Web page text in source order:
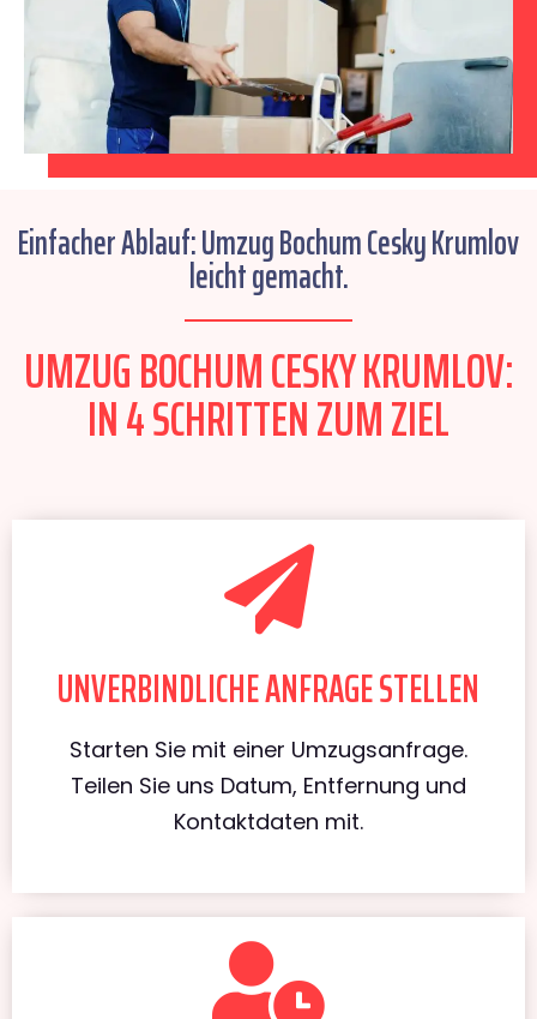
Einfacher Ablauf: Umzug Bochum Cesky Krumlov
leicht gemacht.
UMZUG BOCHUM CESKY KRUMLOV:
IN 4 SCHRITTEN ZUM ZIEL
UNVERBINDLICHE ANFRAGE STELLEN
Starten Sie mit einer Umzugsanfrage.
Teilen Sie uns Datum, Entfernung und
Kontaktdaten mit.